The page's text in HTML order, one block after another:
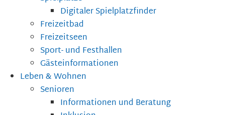
Digitaler Spielplatzfinder
Freizeitbad
Freizeitseen
Sport- und Festhallen
Gästeinformationen
Leben & Wohnen
Senioren
Informationen und Beratung